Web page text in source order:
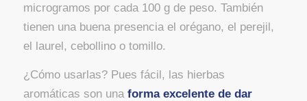
microgramos por cada 100 g de peso. También
tienen una buena presencia el orégano, el perejil,
el laurel, cebollino o tomillo.
¿Cómo usarlas? Pues fácil, las hierbas
aromáticas son una forma excelente de dar